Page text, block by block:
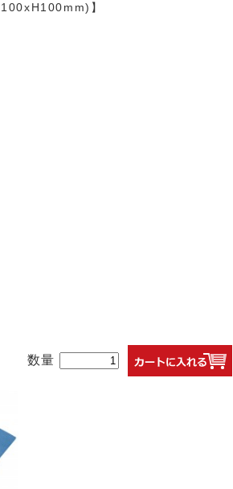
】
数量